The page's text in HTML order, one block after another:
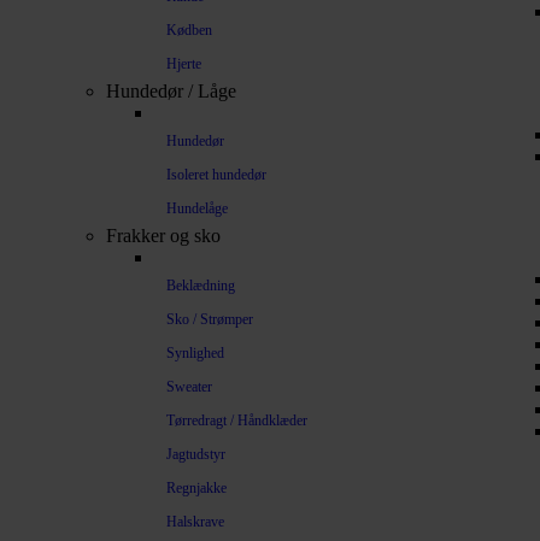
Kødben
Hjerte
Hundedør / Låge
Hundedør
Isoleret hundedør
Hundelåge
Frakker og sko
Beklædning
Sko / Strømper
Synlighed
Sweater
Tørredragt / Håndklæder
Jagtudstyr
Regnjakke
Halskrave